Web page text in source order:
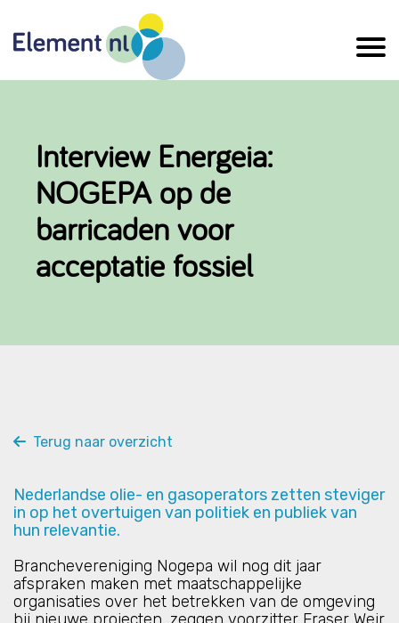
inhoud
Interview Energeia:
NOGEPA op de
barricaden voor
acceptatie fossiel
Terug naar overzicht
Nederlandse olie- en gasoperators zetten steviger
in op het overtuigen van politiek en publiek van
hun relevantie.
Branchevereniging Nogepa wil nog dit jaar
afspraken maken met maatschappelijke
organisaties over het betrekken van de omgeving